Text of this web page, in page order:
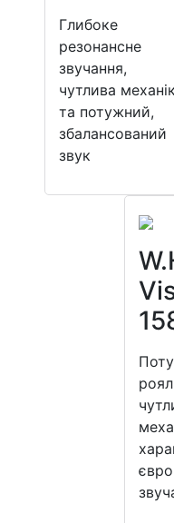
Глибоке
резонансне
звучання,
чутлива
та потужний,
збалансований
звук